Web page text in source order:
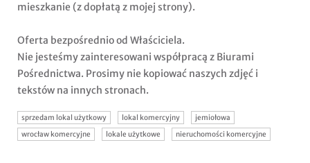
mieszkanie (z dopłatą z mojej strony).
Oferta bezpośrednio od Właściciela.
Nie jesteśmy zainteresowani współpracą z Biurami
Pośrednictwa. Prosimy nie kopiować naszych zdjęć i
tekstów na innych stronach.
sprzedam lokal użytkowy lokal komercyjny
jemiołowa
wrocław komercyjne
lokale użytkowe nieruchomości komercyjne